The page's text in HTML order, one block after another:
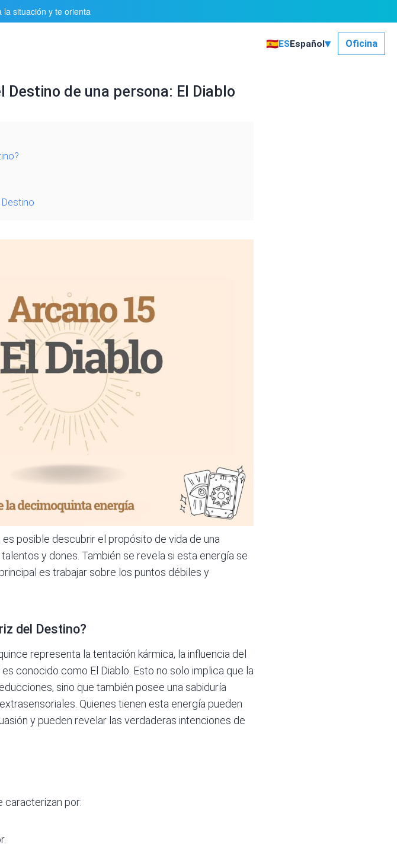
🇪🇸ESEspañol▾ Oficina
de una persona: El Diablo
posible descubrir el propósito de vida de una
y dones. También se revela si esta energía se
es trabajar sobre los puntos débiles y
del Destino?
representa la tentación kármica, la influencia del
conocido como El Diablo. Esto no solo implica que la
sino que también posee una sabiduría
Quienes tienen esta energía pueden
y pueden revelar las verdaderas intenciones de
caracterizan por:
la situación y te orienta